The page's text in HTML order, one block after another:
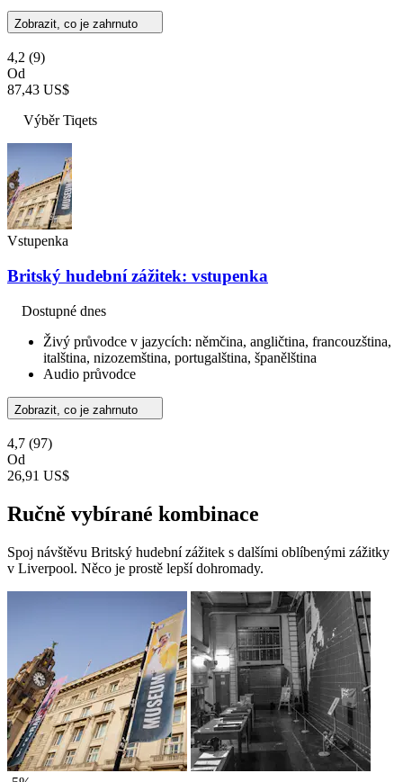
Zobrazit, co je zahrnuto
4,2 (9)
Od
87,43 US$
Výběr Tiqets
Vstupenka
Britský hudební zážitek: vstupenka
Dostupné dnes
Živý průvodce v jazycích: němčina, angličtina, francouzština,
italština, nizozemština, portugalština, španělština
Audio průvodce
Zobrazit, co je zahrnuto
4,7 (97)
Od
26,91 US$
Ručně vybírané kombinace
Spoj návštěvu Britský hudební zážitek s dalšími oblíbenými zážitky
v Liverpool. Něco je prostě lepší dohromady.